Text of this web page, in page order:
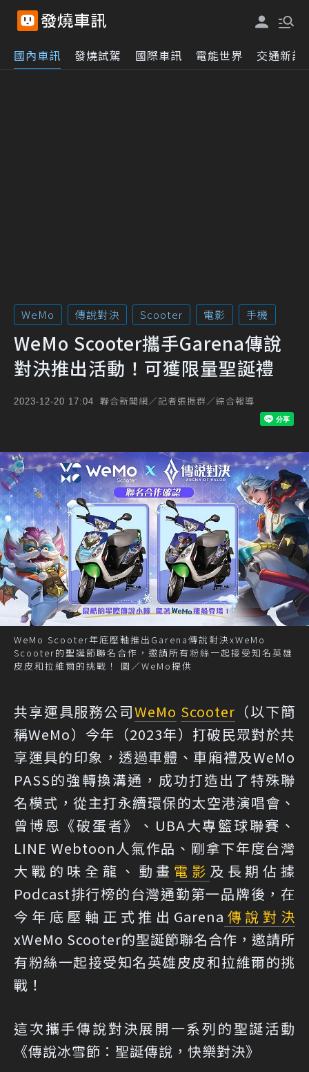
國內車訊 發燒試駕 國際車訊 電能世界 交通新訊
WeMo 傳說對決 Scooter 電影 手機
WeMo Scooter攜手Garena傳說
對決推出活動！可獲限量聖誕禮
2023-12-20 17:04 聯合新聞網／記者張振群／綜合報導
WeMo Scooter年底壓軸推出Garena傳說對決xWeMo
Scooter的聖誕節聯名合作，邀請所有粉絲一起接受知名英雄
皮皮和拉維爾的挑戰！ 圖／WeMo提供
共享運具服務公司WeMo Scooter （以下簡
稱WeMo）今年（2023年）打破民眾對於共
享運具的印象，透過車體、車廂禮及WeMo
PASS的強轉換溝通，成功打造出了特殊聯
名模式，從主打永續環保的太空港演唱會、
曾博恩《破蛋者》、UBA大專籃球聯賽、
LINE Webtoon人氣作品、剛拿下年度台灣
大戰的味全龍、動畫 電影 及長期佔據
Podcast排行榜的台灣通勤第一品牌後，在
今年底壓軸正式推出Garena 傳說對決
xWeMo Scooter的聖誕節聯名合作，邀請所
有粉絲一起接受知名英雄皮皮和拉維爾的挑
戰！
這次攜手傳說對決展開一系列的聖誕活動
《傳說冰雪節：聖誕傳說，快樂對決》